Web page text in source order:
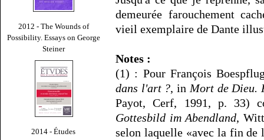
2012 - The Wounds of
Possibility. Essays on George
Steiner
2014 - Études
demeurée farouchement
vieil exemplaire de Dante
Notes :
(1) : Pour François
dans l'art ?, in Mort de Dieu.
Payot, Cerf, 1991, p. 33)
Gottesbild im Abendland,
selon laquelle «avec la fin de